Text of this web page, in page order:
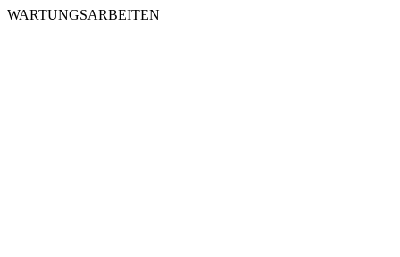
WARTUNGSARBEITEN